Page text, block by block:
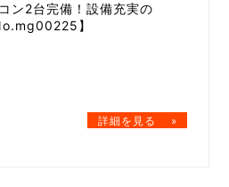
ン2台完備！設備充実の
】